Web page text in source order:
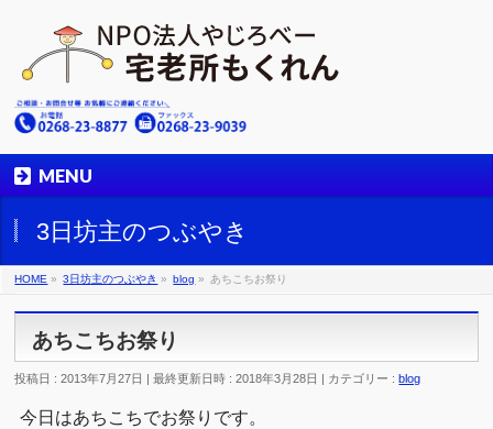
MENU
3日坊主のつぶやき
HOME » 3日坊主のつぶやき » blog » あちこちお祭り
あちこちお祭り
投稿日 : 2013年7月27日 最終更新日時 : 2018年3月28日 カテゴリー : blog
今日はあちこちでお祭りです。